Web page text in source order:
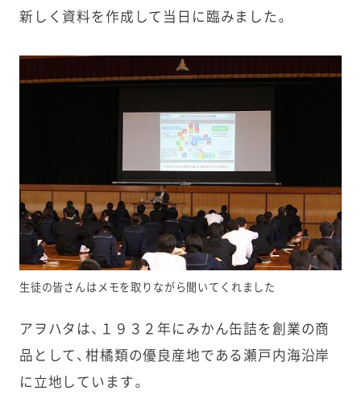
新しく資料を作成して当日に臨みました。
生徒の皆さんはメモを取りながら聞いてくれました
アヲハタは、１９３２年にみかん缶詰を創業の商
品として、柑橘類の優良産地である瀬戸内海沿岸
に立地しています。